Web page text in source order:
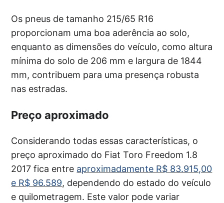
Os pneus de tamanho 215/65 R16
proporcionam uma boa aderência ao solo,
enquanto as dimensões do veículo, como altura
mínima do solo de 206 mm e largura de 1844
mm, contribuem para uma presença robusta
nas estradas.
Preço aproximado
Considerando todas essas características, o
preço aproximado do Fiat Toro Freedom 1.8
2017 fica entre aproximadamente R$ 83.915,00
e R$ 96.589, dependendo do estado do veículo
e quilometragem. Este valor pode variar